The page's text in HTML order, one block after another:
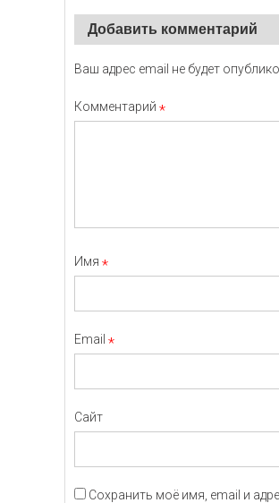
Добавить комментарий
Ваш адрес email не будет
Комментарий *
Имя *
Email *
Сайт
Сохранить моё имя, email и